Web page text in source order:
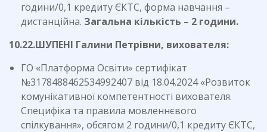
години/0,1 кредиту ЄКТС, форма навчання –
дистанційна. Загальна кількість – 2 години.
10.22.ШУПЕНІ Галини Петрівни, вихователя:
ГО «Платформа Освіти» сертифікат
№3178488462534992407 від 18.04.2024 «Розвиток
комунікативної компетентності вихователя.
Специфіка та правила мовленнєвого
спілкування», обсягом 2 години/0,1 кредиту ЄКТС,